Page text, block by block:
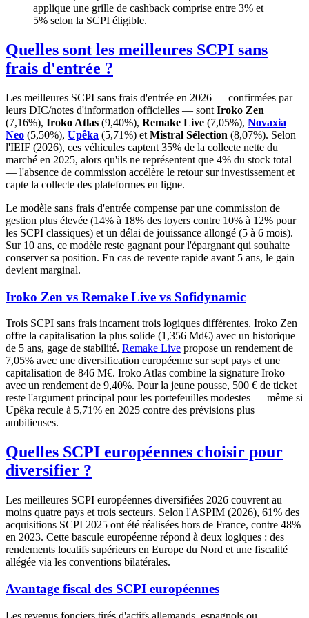
applique une grille de cashback comprise entre 3% et
5% selon la SCPI éligible.
Quelles sont les meilleures SCPI sans
frais d'entrée ?
Les meilleures SCPI sans frais d'entrée en 2026 — confirmées par
leurs DIC/notes d'information officielles — sont Iroko Zen
(7,16%), Iroko Atlas (9,40%), Remake Live (7,05%), Novaxia
Neo (5,50%), Upêka (5,71%) et Mistral Sélection (8,07%). Selon
l'IEIF (2026), ces véhicules captent 35% de la collecte nette du
marché en 2025, alors qu'ils ne représentent que 4% du stock total
— l'absence de commission accélère le retour sur investissement et
capte la collecte des plateformes en ligne.
Le modèle sans frais d'entrée compense par une commission de
gestion plus élevée (14% à 18% des loyers contre 10% à 12% pour
les SCPI classiques) et un délai de jouissance allongé (5 à 6 mois).
Sur 10 ans, ce modèle reste gagnant pour l'épargnant qui souhaite
conserver sa position. En cas de revente rapide avant 5 ans, le gain
devient marginal.
Iroko Zen vs Remake Live vs Sofidynamic
Trois SCPI sans frais incarnent trois logiques différentes. Iroko Zen
offre la capitalisation la plus solide (1,356 Md€) avec un historique
de 5 ans, gage de stabilité. Remake Live propose un rendement de
7,05% avec une diversification européenne sur sept pays et une
capitalisation de 846 M€. Iroko Atlas combine la signature Iroko
avec un rendement de 9,40%. Pour la jeune pousse, 500 € de ticket
reste l'argument principal pour les portefeuilles modestes — même si
Upêka recule à 5,71% en 2025 contre des prévisions plus
ambitieuses.
Quelles SCPI européennes choisir pour
diversifier ?
Les meilleures SCPI européennes diversifiées 2026 couvrent au
moins quatre pays et trois secteurs. Selon l'ASPIM (2026), 61% des
acquisitions SCPI 2025 ont été réalisées hors de France, contre 48%
en 2023. Cette bascule européenne répond à deux logiques : des
rendements locatifs supérieurs en Europe du Nord et une fiscalité
allégée via les conventions bilatérales.
Avantage fiscal des SCPI européennes
Les revenus fonciers tirés d'actifs allemands, espagnols ou